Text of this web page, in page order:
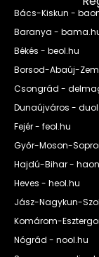
Bács-Kiskun -
Baranya -
Békés - beol.hu
Borsod-Abaúj-
Csongrád -
Dunaújváros -
Fejér - feol.hu
Győr-Moson-
Hajdú-Bihar -
Heves - heol.hu
Jász-Nagykun-
Komárom-
Nógrád - nool.hu